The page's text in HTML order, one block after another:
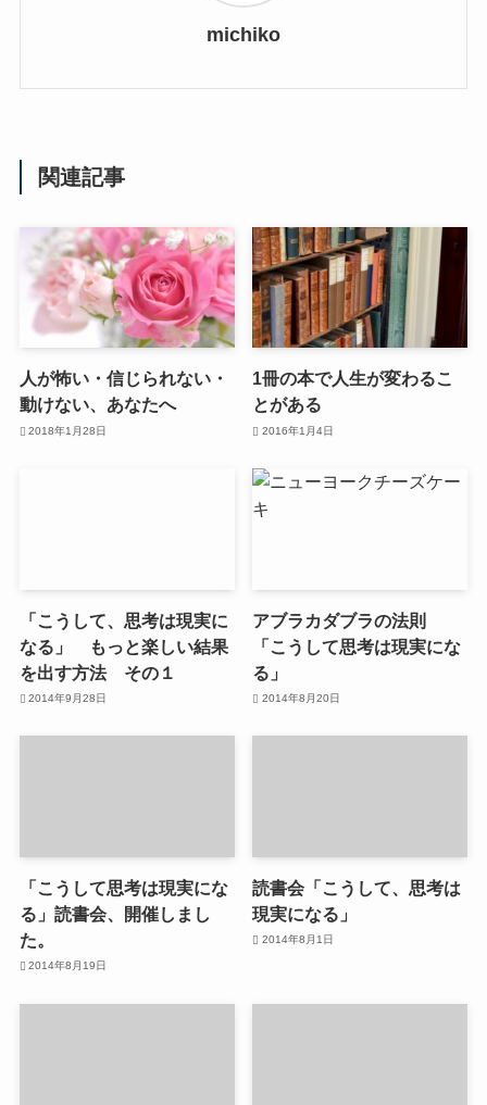
michiko
関連記事
人が怖い・信じられない・
動けない、あなたへ
2018年1月28日
1冊の本で人生が変わるこ
とがある
2016年1月4日
「こうして、思考は現実に
なる」 もっと楽しい結果
を出す方法 その１
2014年9月28日
アブラカダブラの法則
「こうして思考は現実にな
る」
2014年8月20日
「こうして思考は現実にな
る」読書会、開催しまし
た。
2014年8月19日
読書会「こうして、思考は
現実になる」
2014年8月1日